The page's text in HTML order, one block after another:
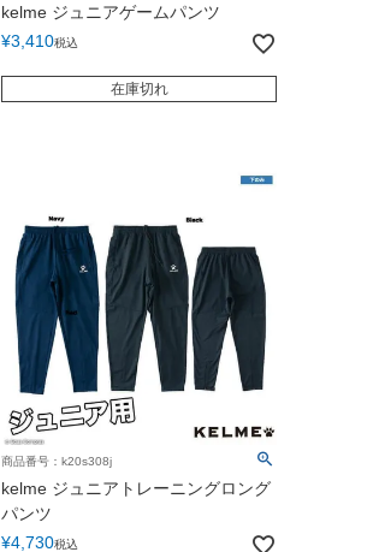
kelme ジュニアゲームパンツ
¥3,410税込
在庫切れ
商品番号：k20s308j
kelme ジュニアトレーニングロング
パンツ
¥4,730税込